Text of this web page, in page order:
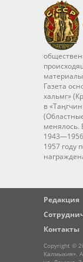
Газета
хальмг»
в
менялось.
1957 году
Редакция
Контакты
Copyright ©
Калмыкия».